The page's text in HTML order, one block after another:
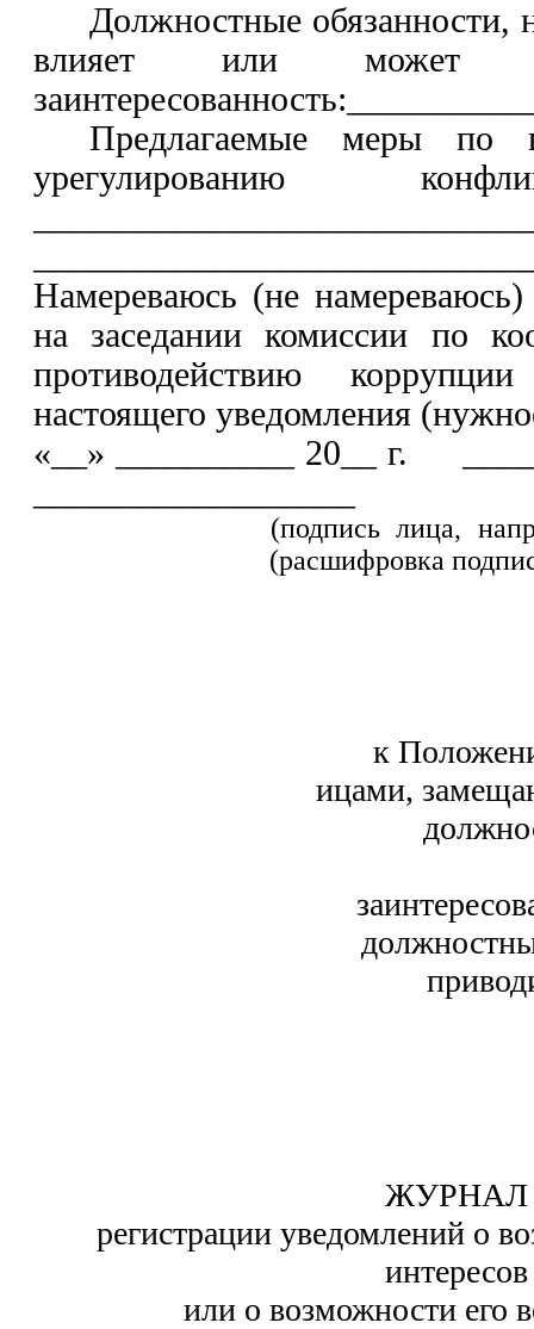
Должностные обязанности,
влияет или может
Предлагаемые меры по
урегулированию
Намереваюсь (не намереваюсь)
на заседании комиссии по
противодействию
настоящего уведомления
«__» __________ 20__ г.
(подпись лица,
(расшифровка
к
ицами,
ЖУРНАЛ
регистрации уведомлений о
интересов
или о возможности его